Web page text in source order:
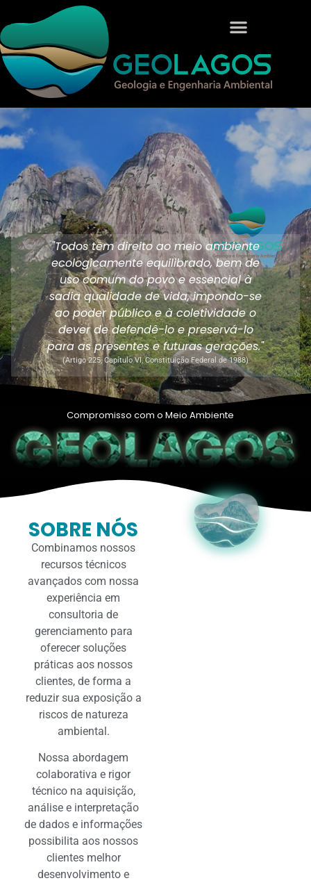
"Todos têm direito ao meio ambiente
ecologicamente equilibrado, bem de
uso comum do povo e essencial à
sadia qualidade de vida, impondo-se
ao poder público e à coletividade o
dever de defendê-lo e preservá-lo
para as presentes e futuras gerações."
(Artigo 225, Capítulo VI, Constituição Federal de 1988)
Compromisso com o Meio Ambiente
SOBRE NÓS
Combinamos nossos
recursos técnicos
avançados com nossa
experiência em
consultoria de
gerenciamento para
oferecer soluções
práticas aos nossos
clientes, de forma a
reduzir sua exposição a
riscos de natureza
ambiental.
Nossa abordagem
colaborativa e rigor
técnico na aquisição,
análise e interpretação
de dados e informações
possibilita aos nossos
clientes melhor
desenvolvimento e